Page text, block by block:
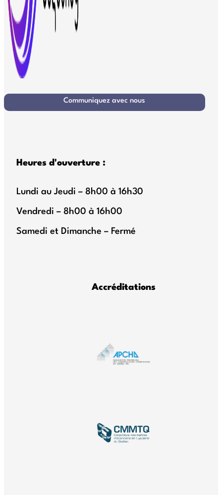
Communiquez avec nous
Heures d'ouverture :
Lundi au Jeudi – 8h00 à 16h30
Vendredi – 8h00 à 16h00
Samedi et Dimanche – Fermé
Accréditations